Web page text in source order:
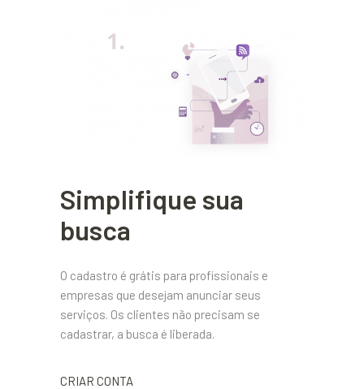
Simplifique sua
busca
O cadastro é grátis para profissionais e
empresas que desejam anunciar seus
serviços. Os clientes não precisam se
cadastrar, a busca é liberada.
CRIAR CONTA